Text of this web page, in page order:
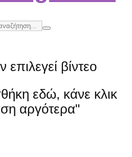
επιλεγεί βίντεο
εδώ, κάνε κλικ
αργότερα"